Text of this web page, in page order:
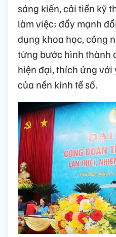
sáng kiến, cải tiến kỹ
làm việc; đẩy mạnh
dụng khoa học, công
từng bước hình thành
hiện đại, thích ứng với
của nền kinh tế số.